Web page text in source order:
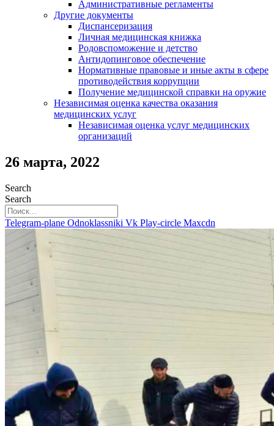
Административные регламенты
Другие документы
Диспансеризация
Личная медицинская книжка
Родовспоможение и детство
Антидопинговое обеспечение
Нормативные правовые и иные акты в сфере
противодействия коррупции
Получение медицинской справки на оружие
Независимая оценка качества оказания
медицинских услуг
Независимая оценка услуг медицинскиx
организаций
26 марта, 2022
Search
Search
Telegram-plane Odnoklassniki Vk Play-circle Maxcdn